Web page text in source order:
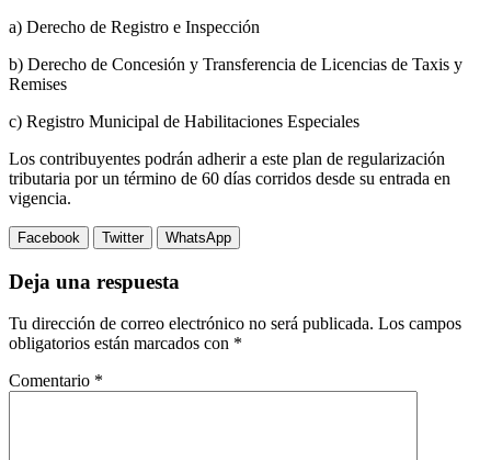
a) Derecho de Registro e Inspección
b) Derecho de Concesión y Transferencia de Licencias de Taxis y
Remises
c) Registro Municipal de Habilitaciones Especiales
Los contribuyentes podrán adherir a este plan de regularización
tributaria por un término de 60 días corridos desde su entrada en
vigencia.
Facebook Twitter WhatsApp
Deja una respuesta
Tu dirección de correo electrónico no será publicada. Los campos
obligatorios están marcados con *
Comentario *